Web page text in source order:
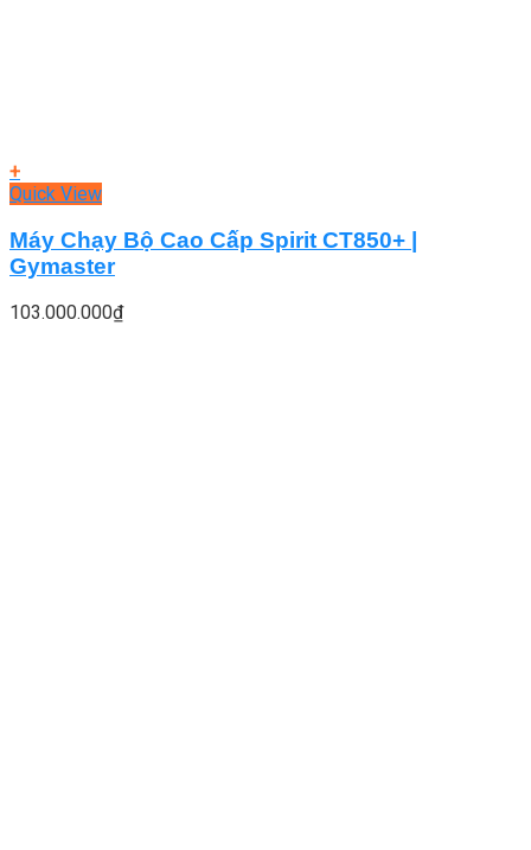
+
Quick View
Máy Chạy Bộ Cao Cấp Spirit CT850+ |
Gymaster
103.000.000₫